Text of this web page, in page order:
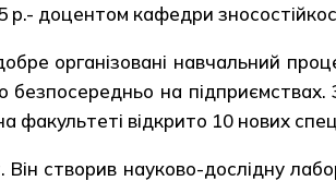
доцентом кафедри
організовані навчальний
на
факультеті відкрито 10 нових
створив науково-дослідну